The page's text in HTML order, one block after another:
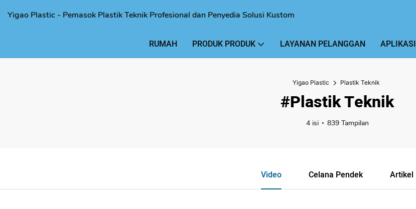
Yigao Plastic - Pemasok Plastik Teknik Profesional dan Penyedia Solusi Kustom
RUMAH PRODUK PRODUK LAYANAN PELANGGAN APLIKASI
Yigao Plastic Plastik Teknik
#Plastik Teknik
4 isi 839 Tampilan
Video Celana Pendek Artikel